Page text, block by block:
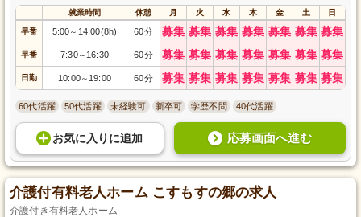
就業時間 休憩 月 火 水 木 金 土 日
早番 5:00～ 14:00(8h) 60分 募集 募集 募集 募集 募集 募集 募集
早番 7:30～ 16:30 60分 募集 募集 募集 募集 募集 募集 募集
日勤 10:00～ 19:00 60分 募集 募集 募集 募集 募集 募集 募集
60代活躍 50代活躍 未経験可 新卒可 学歴不問 40代活躍
お気に入り に追加 応募画面へ進む
介護付有料老人ホーム こすもすの郷の求人
介護付き有料老人ホーム